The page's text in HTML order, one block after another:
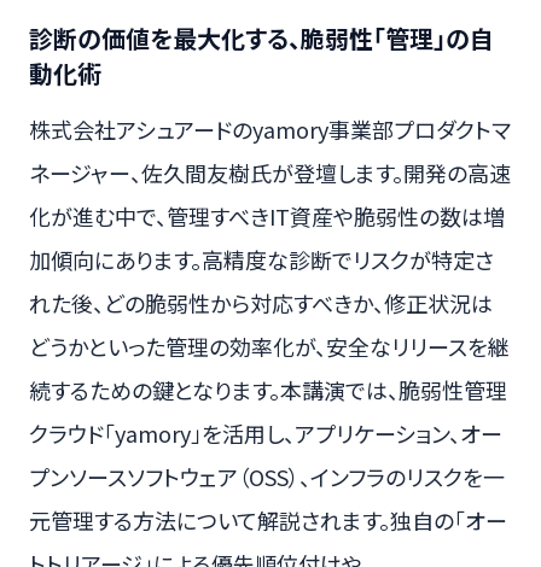
診断の価値を最大化する、脆弱性「管理」の自
動化術
株式会社アシュアードのyamory事業部プロダクトマ
ネージャー、佐久間友樹氏が登壇します。開発の高速
化が進む中で、管理すべきIT資産や脆弱性の数は増
加傾向にあります。高精度な診断でリスクが特定さ
れた後、どの脆弱性から対応すべきか、修正状況は
どうかといった管理の効率化が、安全なリリースを継
続するための鍵となります。本講演では、脆弱性管理
クラウド「yamory」を活用し、アプリケーション、オー
プンソースソフトウェア（OSS）、インフラのリスクを一
元管理する方法について解説されます。独自の「オー